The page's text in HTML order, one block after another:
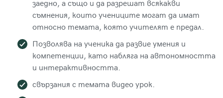
заедно, а също и да разрешат всякакви
съмнения, които учениците могат да имат
относно темата, която учителят е предал.
Позволява на ученика да развие умения и
компетенции, като набляга на автономността
и интерактивността.
свързания с темата видео урок.